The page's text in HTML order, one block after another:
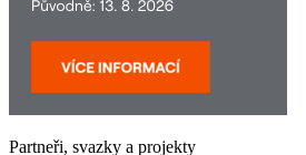
Partneři, svazky a projekty